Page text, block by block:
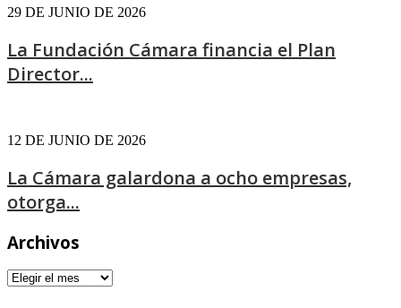
29 DE JUNIO DE 2026
La Fundación Cámara financia el Plan
Director...
12 DE JUNIO DE 2026
La Cámara galardona a ocho empresas,
otorga...
Archivos
Archivos